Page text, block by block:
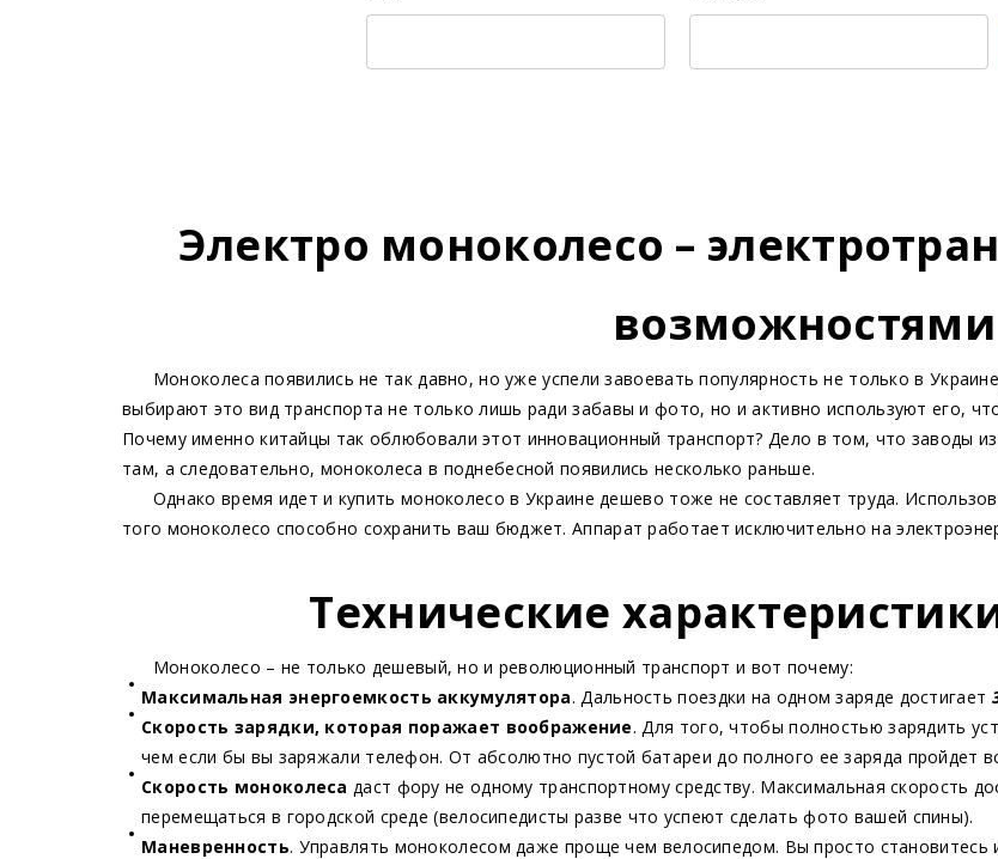
Электро моноколесо –
возможностями
Моноколеса появились не так давно, но уже успели завоевать популярность не только в
выбирают это вид транспорта не только лишь ради забавы и фото, но и активно используют его,
Почему именно китайцы так облюбовали этот инновационный транспорт? Дело в том, что заводы
там, а следовательно, моноколеса в поднебесной появились несколько раньше.
Однако время идет и купить моноколесо в Украине дешево тоже не составляет труда.
того моноколесо способно сохранить ваш бюджет. Аппарат работает исключительно на
Технические
Моноколесо – не только дешевый, но и революционный транспорт и вот почему:
Максимальная энергоемкость аккумулятора. Дальность поездки на одном заряде достигает
Скорость зарядки, которая поражает воображение. Для того, чтобы полностью зарядить
чем если бы вы заряжали телефон. От абсолютно пустой батареи до полного ее заряда пройдет
Скорость моноколеса даст фору не одному транспортному средству. Максимальная скорость
перемещаться в городской среде (велосипедисты разве что успеют сделать фото вашей спины).
Маневренность. Управлять моноколесом даже проще чем велосипедом. Вы просто становитесь